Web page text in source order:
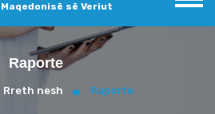
së Veriut
Raporte
Rreth nesh Raporte